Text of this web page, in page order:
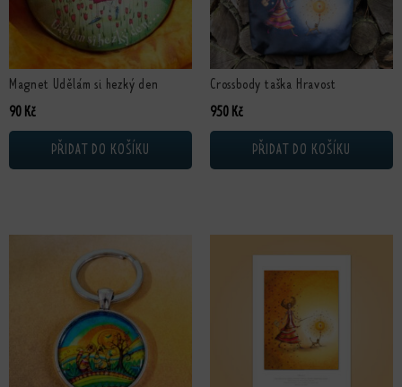
Magnet Udělám si hezký den
90 Kč
PŘIDAT DO KOŠÍKU
Crossbody taška Hravost
950 Kč
PŘIDAT DO KOŠÍKU